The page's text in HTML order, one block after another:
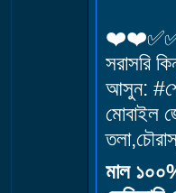
সরাসরি
আসুন:
মোবাইল
মাল